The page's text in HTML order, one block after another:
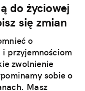
do życiowej
się zmian
o
przyjemnościom
zwolnienie
sobie o
Masz